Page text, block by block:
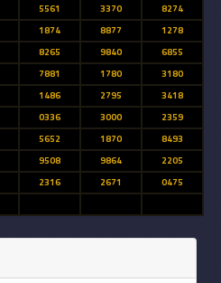
5561 3370
8274
1874 8877
1278
8265 9840
6855
7881 1780
3180
1486 2795
3418
0336 3000
2359
5652 1870
8493
9508 9864
2205
2316 2671
0475